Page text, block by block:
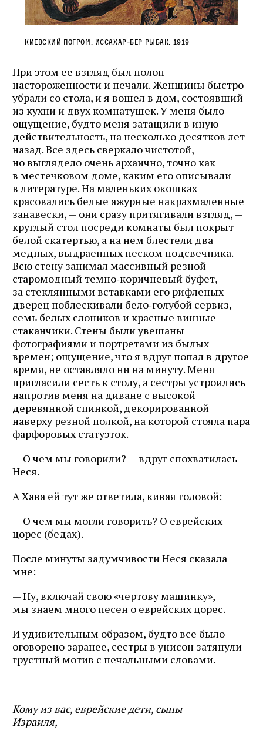
Киевский погром. Иссахар‑Бер Рыбак. 1919
При этом ее взгляд был полон
настороженности и печали. Женщины быстро
убрали со стола, и я вошел в дом, состоявший
из кухни и двух комнатушек. У меня было
ощущение, будто меня затащили в иную
действительность, на несколько десятков лет
назад. Все здесь сверкало чистотой,
но выглядело очень архаично, точно как
в местечковом доме, каким его описывали
в литературе. На маленьких окошках
красовались белые ажурные накрахмаленные
занавески, — они сразу притягивали взгляд, —
круглый стол посреди комнаты был покрыт
белой скатертью, а на нем блестели два
медных, выдраенных песком подсвечника.
Всю стену занимал массивный резной
старомодный темно‑коричневый буфет,
за стеклянными вставками его рифленых
дверец поблескивали бело‑голубой сервиз,
семь белых слоников и красные винные
стаканчики. Стены были увешаны
фотографиями и портретами из былых
времен; ощущение, что я вдруг попал в другое
время, не оставляло ни на минуту. Меня
пригласили сесть к столу, а сестры устроились
напротив меня на диване с высокой
деревянной спинкой, декорированной
наверху резной полкой, на которой стояла пара
фарфоровых статуэток.
— О чем мы говорили? — вдруг спохватилась
Неся.
А Хава ей тут же ответила, кивая головой:
— О чем мы могли говорить? О еврейских
цорес (бедах).
После минуты задумчивости Неся сказала
мне:
— Ну, включай свою «чертову машинку»,
мы знаем много песен о еврейских цорес.
И удивительным образом, будто все было
оговорено заранее, сестры в унисон затянули
грустный мотив с печальными словами.
Кому из вас, еврейские дети, сыны
Израиля,